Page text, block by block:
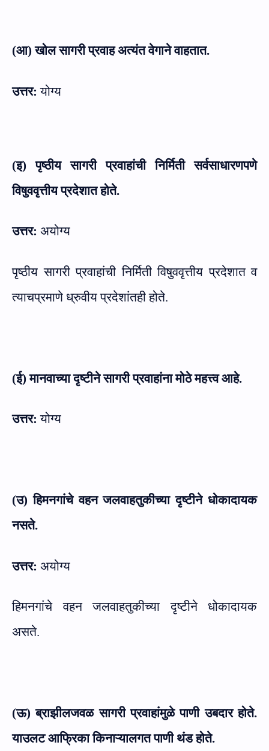
(आ) खोल सागरी प्रवाह अत्यंत वेगाने वाहतात.
उत्तर: योग्य
(इ) पृष्ठीय सागरी प्रवाहांची निर्मिती सर्वसाधारणपणे
विषुववृत्तीय प्रदेशात होते.
उत्तर: अयोग्य
पृष्ठीय सागरी प्रवाहांची निर्मिती विषुववृत्तीय प्रदेशात व
त्याचप्रमाणे ध्रुवीय प्रदेशांतही होते.
(ई) मानवाच्या दृष्टीने सागरी प्रवाहांना मोठे महत्त्व आहे.
उत्तर: योग्य
(उ) हिमनगांचे वहन जलवाहतुकीच्या दृष्टीने धोकादायक
नसते.
उत्तर: अयोग्य
हिमनगांचे वहन जलवाहतुकीच्या दृष्टीने धोकादायक
असते.
(ऊ) ब्राझीलजवळ सागरी प्रवाहांमुळे पाणी उबदार होते.
याउलट आफ्रिका किनाऱ्यालगत पाणी थंड होते.